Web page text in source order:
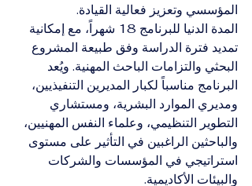
المؤسسي وتعزيز فعالية القيادة.
المدة الدنيا للبرنامج 18 شهراً، مع إمكانية
تمديد فترة الدراسة وفق طبيعة المشروع
البحثي والتزامات الباحث المهنية. ويُعد
البرنامج مناسباً لكبار المديرين التنفيذيين،
ومديري الموارد البشرية، ومستشاري
التطوير التنظيمي، وعلماء النفس المهنيين،
والباحثين الراغبين في التأثير على مستوى
استراتيجي في المؤسسات والشركات
والبيئات الأكاديمية.